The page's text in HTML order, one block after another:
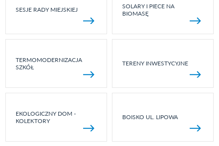
SESJE RADY MIEJSKIEJ
SOLARY I PIECE NA
BIOMASĘ
TERMOMODERNIZACJA
SZKÓŁ
TERENY INWESTYCYJNE
EKOLOGICZNY DOM -
KOLEKTORY
BOISKO UL. LIPOWA